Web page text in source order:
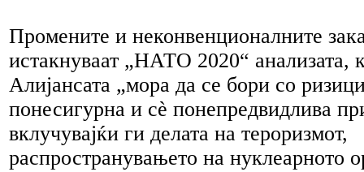
Промените и неконвенционалните
истакнуваат „НАТО 2020“ анализата,
Алијансата „мора да се бори со
понесигурна и сè понепредвидлива
вклучувајќи ги делата на тероризмот,
распространувањето на нуклеарното